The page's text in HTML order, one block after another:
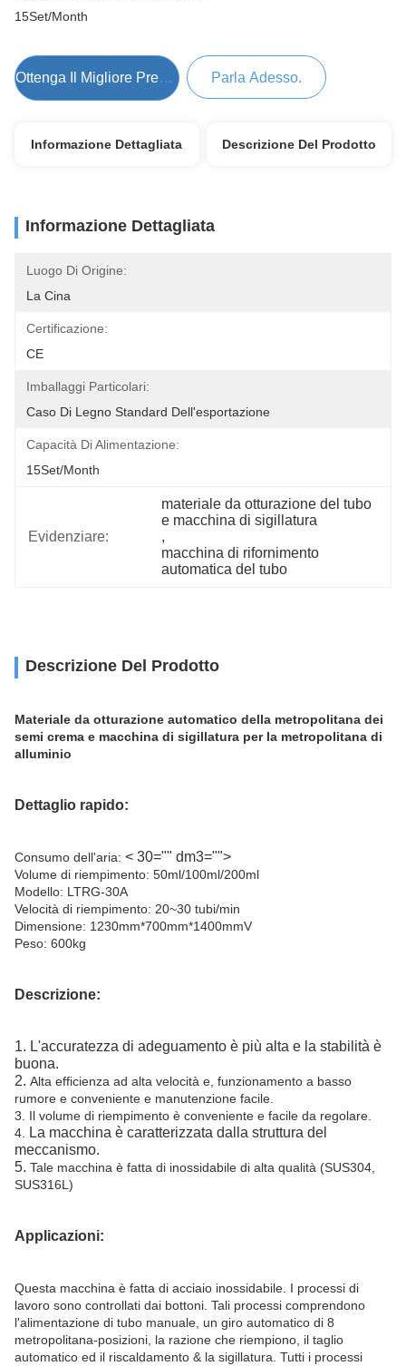
15Set/Month
Ottenga Il Migliore Prezzo Parla Adesso.
Informazione Dettagliata Descrizione Del Prodotto
Informazione Dettagliata
Luogo Di Origine:
La Cina
Certificazione:
CE
Imballaggi Particolari:
Caso Di Legno Standard Dell'esportazione
Capacità Di Alimentazione:
15Set/Month
Evidenziare:
materiale da otturazione del tubo
e macchina di sigillatura
,
macchina di rifornimento
automatica del tubo
Descrizione Del Prodotto
Materiale da otturazione automatico della metropolitana dei
semi crema e macchina di sigillatura per la metropolitana di
alluminio
Dettaglio rapido:
Consumo dell'aria: < 30="" dm3="">
Volume di riempimento: 50ml/100ml/200ml
Modello: LTRG-30A
Velocità di riempimento: 20~30 tubi/min
Dimensione: 1230mm*700mm*1400mmV
Peso: 600kg
Descrizione:
1. L'accuratezza di adeguamento è più alta e la stabilità è
buona.
2. Alta efficienza ad alta velocità e, funzionamento a basso
rumore e conveniente e manutenzione facile.
3. Il volume di riempimento è conveniente e facile da regolare.
4. La macchina è caratterizzata dalla struttura del
meccanismo.
5. Tale macchina è fatta di inossidabile di alta qualità (SUS304,
SUS316L)
Applicazioni:
Questa macchina è fatta di acciaio inossidabile. I processi di
lavoro sono controllati dai bottoni. Tali processi comprendono
l'alimentazione di tubo manuale, un giro automatico di 8
metropolitana-posizioni, la razione che riempiono, il taglio
automatico ed il riscaldamento & la sigillatura. Tutti i processi